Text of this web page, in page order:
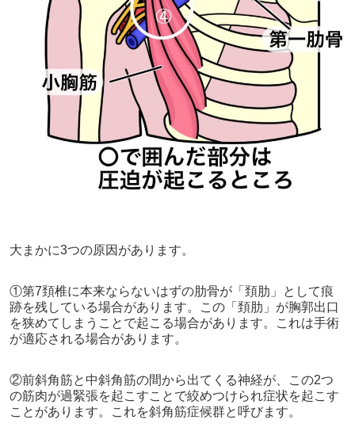
大まかに3つの原因があります。
①第7頚椎に本来ならないはずの肋骨が「頚肋」として痕
跡を残している場合があります。この「頚肋」が胸郭出口
を狭めてしまうことで起こる場合があります。これは手術
が適応される場合があります。
②前斜角筋と中斜角筋の間から出てくる神経が、この2つ
の筋肉が過緊張を起こすことで絞めつけられ症状を起こす
ことがあります。これを斜角筋症候群と呼びます。